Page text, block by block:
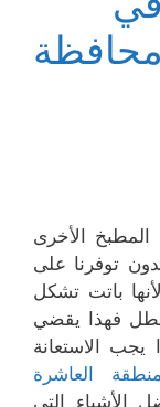
الأخرى
توفرنا على
باتت تشكل
عطل فهذا يقضي
الاستعانة
العاشرة
الأشياء التي